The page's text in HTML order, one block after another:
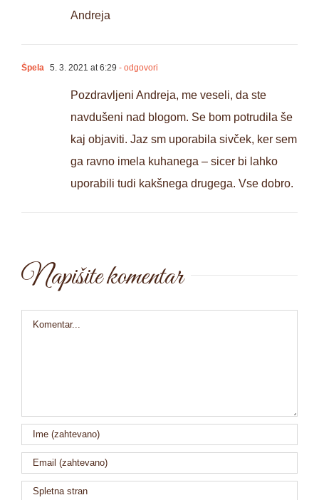
Andreja
Špela 5. 3. 2021 at 6:29 - odgovori
Pozdravljeni Andreja, me veseli, da ste
navdušeni nad blogom. Se bom potrudila še
kaj objaviti. Jaz sm uporabila sivček, ker sem
ga ravno imela kuhanega – sicer bi lahko
uporabili tudi kakšnega drugega. Vse dobro.
Napišite komentar
Comment